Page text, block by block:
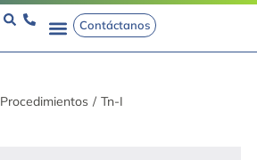
Contáctanos
Procedimientos / Tn-I